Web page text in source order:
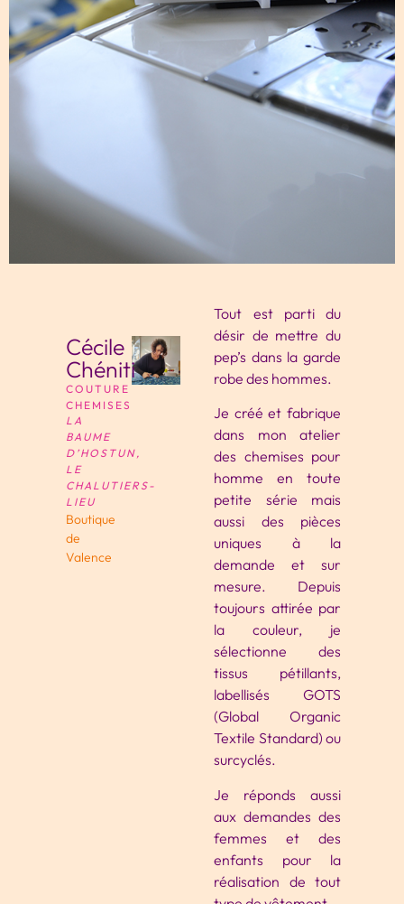
Cécile
Chéniti
COUTURE
CHEMISES
LA
BAUME
D’HOSTUN,
LE
CHALUTIERS-
LIEU
Boutique
de
Valence
Tout est parti du
désir de mettre du
pep’s dans la garde
robe des hommes.
Je créé et fabrique
dans mon atelier
des chemises pour
homme en toute
petite série mais
aussi des pièces
uniques à la
demande et sur
mesure. Depuis
toujours attirée par
la couleur, je
sélectionne des
tissus pétillants,
labellisés GOTS
(Global Organic
Textile Standard) ou
surcyclés.
Je réponds aussi
aux demandes des
femmes et des
enfants pour la
réalisation de tout